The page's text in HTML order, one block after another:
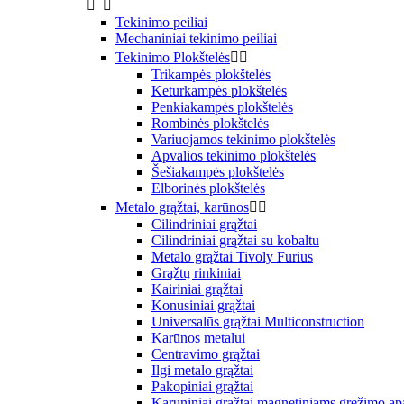


Tekinimo peiliai
Mechaniniai tekinimo peiliai
Tekinimo Plokštelės 
Trikampės plokštelės
Keturkampės plokštelės
Penkiakampės plokštelės
Rombinės plokštelės
Variuojamos tekinimo plokštelės
Apvalios tekinimo plokštelės
Šešiakampės plokštelės
Elborinės plokštelės
Metalo grąžtai, karūnos 
Cilindriniai grąžtai
Cilindriniai grąžtai su kobaltu
Metalo grąžtai Tivoly Furius
Grąžtų rinkiniai
Kairiniai grąžtai
Konusiniai grąžtai
Universalūs grąžtai Multiconstruction
Karūnos metalui
Centravimo grąžtai
Ilgi metalo grąžtai
Pakopiniai grąžtai